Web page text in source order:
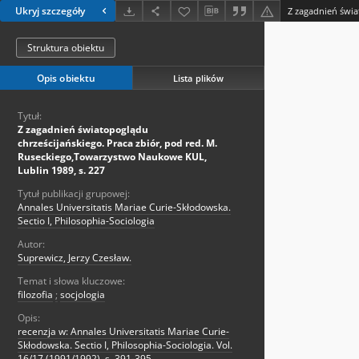
Ukryj szczegóły
Struktura obiektu
Opis obiektu Lista plików
Tytuł:
Z zagadnień światopoglądu
chrześcijańskiego. Praca zbiór, pod red. M.
Ruseckiego,Towarzystwo Naukowe KUL,
Lublin 1989, s. 227
Tytuł publikacji grupowej:
Annales Universitatis Mariae Curie-Skłodowska.
Sectio I, Philosophia-Sociologia
Autor:
Suprewicz, Jerzy Czesław.
Temat i słowa kluczowe:
filozofia ; socjologia
Opis:
recenzja w: Annales Universitatis Mariae Curie-
Skłodowska. Sectio I, Philosophia-Sociologia. Vol.